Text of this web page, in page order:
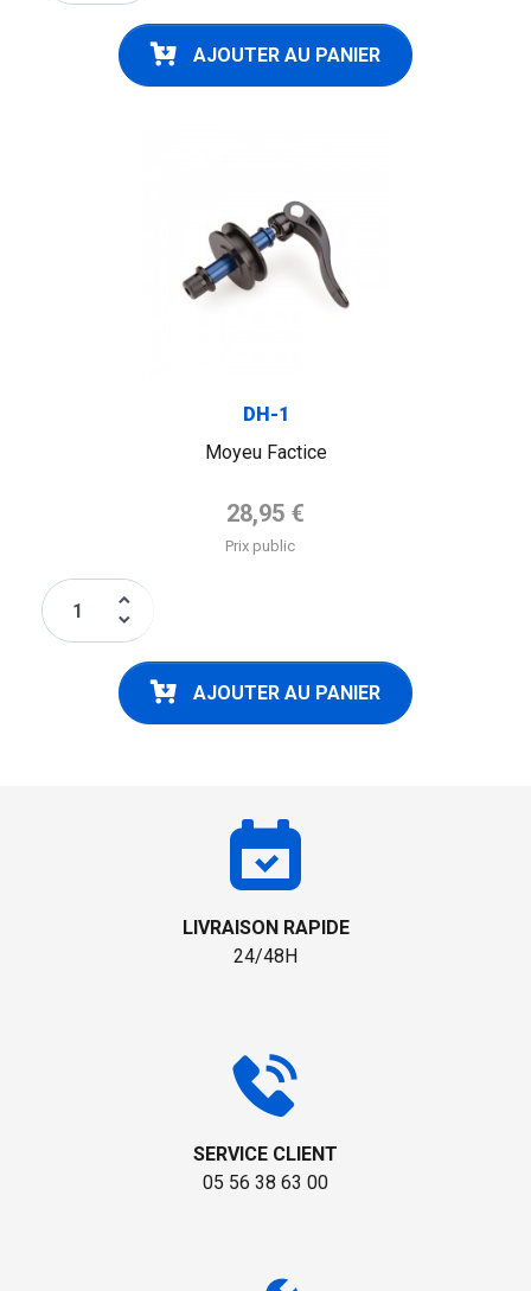
AJOUTER AU PANIER
DH-1
Moyeu Factice
Prix de base
28,95 €
Prix public
keyboard_arrow_up
keyboard_arrow_down
AJOUTER AU PANIER
LIVRAISON RAPIDE
24/48H
SERVICE CLIENT
05 56 38 63 00